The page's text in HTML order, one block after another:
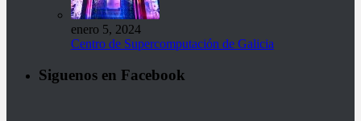
enero 5, 2024
Centro de Supercomputación de Galicia
Siguenos en Facebook